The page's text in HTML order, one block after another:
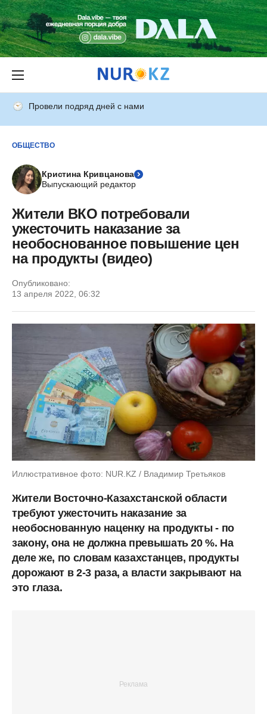
Провели подряд дней с нами
ОБЩЕСТВО
Кристина Кривцанова
Выпускающий редактор
Жители ВКО потребовали
ужесточить наказание за
необоснованное повышение цен
на продукты (видео)
Опубликовано:
13 апреля 2022, 06:32
Иллюстративное фото: NUR.KZ / Владимир Третьяков
Жители Восточно-Казахстанской области
требуют ужесточить наказание за
необоснованную наценку на продукты - по
закону, она не должна превышать 20 %. На
деле же, по словам казахстанцев, продукты
дорожают в 2-3 раза, а власти закрывают на
это глаза.